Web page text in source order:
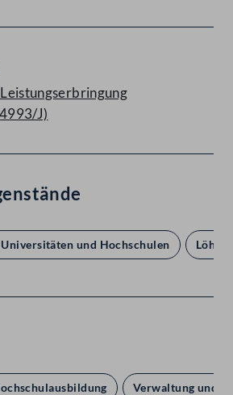
J)
und Hochschulen Löhne
Verwaltung und